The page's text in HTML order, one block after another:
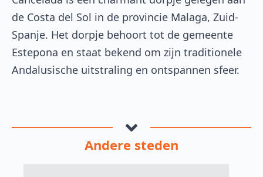
de Costa del Sol in de provincie Malaga, Zuid-
Spanje. Het dorpje behoort tot de gemeente
Estepona en staat bekend om zijn traditionele
Andalusische uitstraling en ontspannen sfeer.
Andere steden